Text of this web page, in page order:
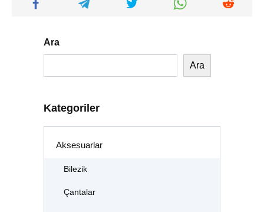
Ara
Ara
Kategoriler
Aksesuarlar
Bilezik
Çantalar